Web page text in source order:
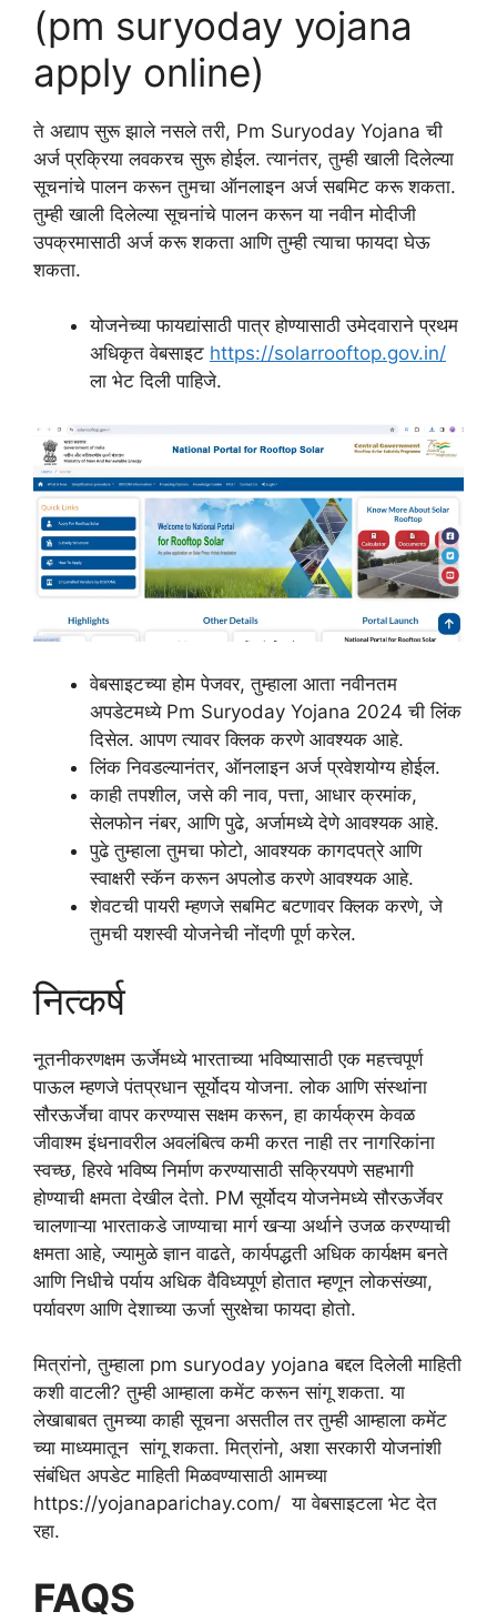
(pm suryoday yojana
apply online)
ते अद्याप सुरू झाले नसले तरी, Pm Suryoday Yojana ची
अर्ज प्रक्रिया लवकरच सुरू होईल. त्यानंतर, तुम्ही खाली दिलेल्या
सूचनांचे पालन करून तुमचा ऑनलाइन अर्ज सबमिट करू शकता.
तुम्ही खाली दिलेल्या सूचनांचे पालन करून या नवीन मोदीजी
उपक्रमासाठी अर्ज करू शकता आणि तुम्ही त्याचा फायदा घेऊ
शकता.
योजनेच्या फायद्यांसाठी पात्र होण्यासाठी उमेदवाराने प्रथम
अधिकृत वेबसाइट https://solarrooftop.gov.in/
ला भेट दिली पाहिजे.
वेबसाइटच्या होम पेजवर, तुम्हाला आता नवीनतम
अपडेटमध्ये Pm Suryoday Yojana 2024 ची लिंक
दिसेल. आपण त्यावर क्लिक करणे आवश्यक आहे.
लिंक निवडल्यानंतर, ऑनलाइन अर्ज प्रवेशयोग्य होईल.
काही तपशील, जसे की नाव, पत्ता, आधार क्रमांक,
सेलफोन नंबर, आणि पुढे, अर्जामध्ये देणे आवश्यक आहे.
पुढे तुम्हाला तुमचा फोटो, आवश्यक कागदपत्रे आणि
स्वाक्षरी स्कॅन करून अपलोड करणे आवश्यक आहे.
शेवटची पायरी म्हणजे सबमिट बटणावर क्लिक करणे, जे
तुमची यशस्वी योजनेची नोंदणी पूर्ण करेल.
नित्कर्ष
नूतनीकरणक्षम ऊर्जेमध्ये भारताच्या भविष्यासाठी एक महत्त्वपूर्ण
पाऊल म्हणजे पंतप्रधान सूर्योदय योजना. लोक आणि संस्थांना
सौरऊर्जेचा वापर करण्यास सक्षम करून, हा कार्यक्रम केवळ
जीवाश्म इंधनावरील अवलंबित्व कमी करत नाही तर नागरिकांना
स्वच्छ, हिरवे भविष्य निर्माण करण्यासाठी सक्रियपणे सहभागी
होण्याची क्षमता देखील देतो. PM सूर्योदय योजनेमध्ये सौरऊर्जेवर
चालणाऱ्या भारताकडे जाण्याचा मार्ग खऱ्या अर्थाने उजळ करण्याची
क्षमता आहे, ज्यामुळे ज्ञान वाढते, कार्यपद्धती अधिक कार्यक्षम बनते
आणि निधीचे पर्याय अधिक वैविध्यपूर्ण होतात म्हणून लोकसंख्या,
पर्यावरण आणि देशाच्या ऊर्जा सुरक्षेचा फायदा होतो.
मित्रांनो, तुम्हाला pm suryoday yojana बद्दल दिलेली माहिती
कशी वाटली? तुम्ही आम्हाला कमेंट करून सांगू शकता. या
लेखाबाबत तुमच्या काही सूचना असतील तर तुम्ही आम्हाला कमेंट
च्या माध्यमातून सांगू शकता. मित्रांनो, अशा सरकारी योजनांशी
संबंधित अपडेट माहिती मिळवण्यासाठी आमच्या
https://yojanaparichay.com/ या वेबसाइटला भेट देत
रहा.
FAQS